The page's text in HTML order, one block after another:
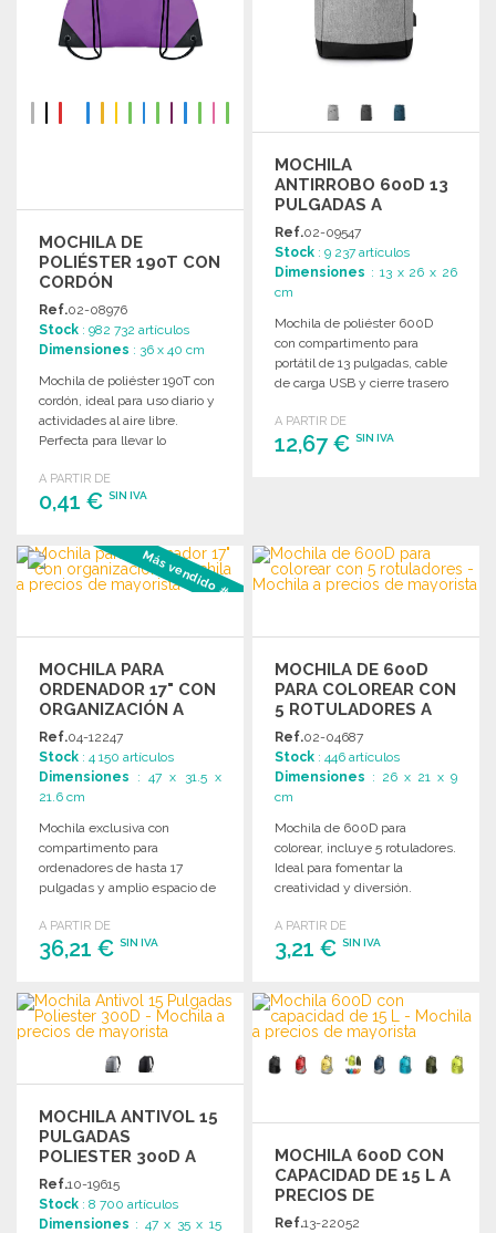
MOCHILA DE
POLIÉSTER 190T CON
CORDÓN
Ref.02-08976
Stock : 982 732 artículos
Dimensiones : 36 x 40 cm
Mochila de poliéster 190T con
cordón, ideal para uso diario y
actividades al aire libre.
Perfecta para llevar lo
A PARTIR DE
0,41 € SIN IVA
PEDIR
Solicitar un presupuesto
MOCHILA
ANTIRROBO 600D 13
PULGADAS A
PRECIOS DE
MAYORISTA
Ref.02-09547
Stock : 9 237 artículos
Dimensiones : 13 x 26 x 26
cm
Mochila de poliéster 600D
con compartimento para
portátil de 13 pulgadas, cable
de carga USB y cierre trasero
A PARTIR DE
12,67 €SIN IVA
Más vendido #3
MOCHILA PARA
ORDENADOR 17" CON
ORGANIZACIÓN A
PRECIOS DE
MAYORISTA
Ref.04-12247
Stock : 4 150 artículos
Dimensiones : 47 x 31.5 x
21.6 cm
Mochila exclusiva con
compartimento para
ordenadores de hasta 17
pulgadas y amplio espacio de
accesorios.
A PARTIR DE
36,21 € SIN IVA
PEDIR
Solicitar un presupuesto
MOCHILA DE 600D
PARA COLOREAR CON
5 ROTULADORES A
PRECIOS DE
MAYORISTA
Ref.02-04687
Stock : 446 artículos
Dimensiones : 26 x 21 x 9
cm
Mochila de 600D para
colorear, incluye 5 rotuladores.
Ideal para fomentar la
creatividad y diversión.
A PARTIR DE
3,21 €SIN IVA
PEDIR
Solicitar un presupuesto
MOCHILA ANTIVOL 15
PULGADAS
POLIESTER 300D A
PRECIOS DE
MAYORISTA
Ref.10-19615
Stock : 8 700 artículos
Dimensiones : 47 x 35 x 15
MOCHILA 600D CON
CAPACIDAD DE 15 L A
PRECIOS DE
MAYORISTA
Ref.13-22052